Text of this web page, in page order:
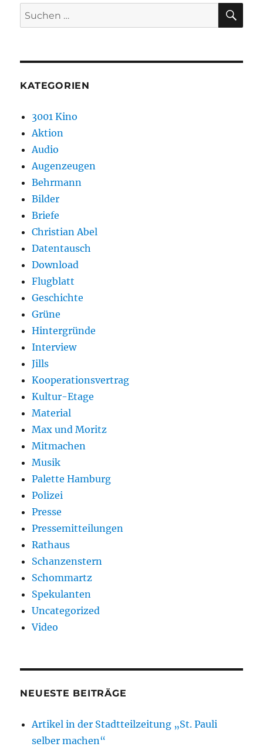
Suchen
nach:
KATEGORIEN
3001 Kino
Aktion
Audio
Augenzeugen
Behrmann
Bilder
Briefe
Christian Abel
Datentausch
Download
Flugblatt
Geschichte
Grüne
Hintergründe
Interview
Jills
Kooperationsvertrag
Kultur-Etage
Material
Max und Moritz
Mitmachen
Musik
Palette Hamburg
Polizei
Presse
Pressemitteilungen
Rathaus
Schanzenstern
Schommartz
Spekulanten
Uncategorized
Video
NEUESTE BEITRÄGE
Artikel in der Stadtteilzeitung „St. Pauli
selber machen“